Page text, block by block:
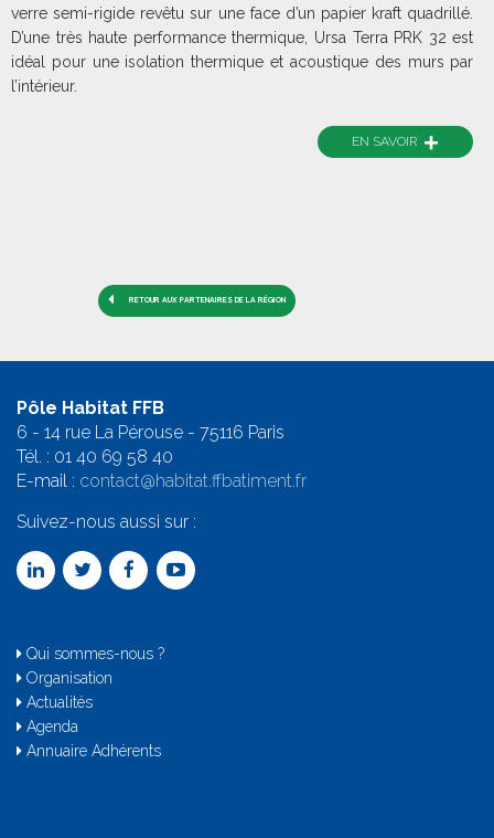
verre semi-rigide revêtu sur une face d’un papier kraft quadrillé.
D’une très haute performance thermique, Ursa Terra PRK 32 est
idéal pour une isolation thermique et acoustique des murs par
l’intérieur.
EN SAVOIR +
RETOUR AUX PARTENAIRES DE LA RÉGION
Pôle Habitat FFB
6 - 14 rue La Pérouse - 75116 Paris
Tél. : 01 40 69 58 40
E-mail : contact@habitat.ffbatiment.fr
Suivez-nous aussi sur :
Qui sommes-nous ?
Organisation
Actualités
Agenda
Annuaire Adhérents